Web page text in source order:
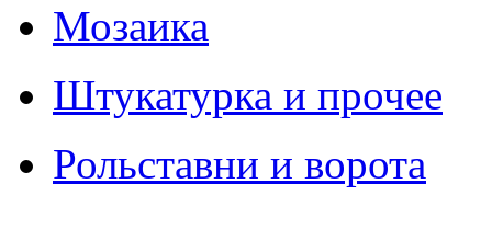
Мозаика
Штукатурка и прочее
Рольставни и ворота